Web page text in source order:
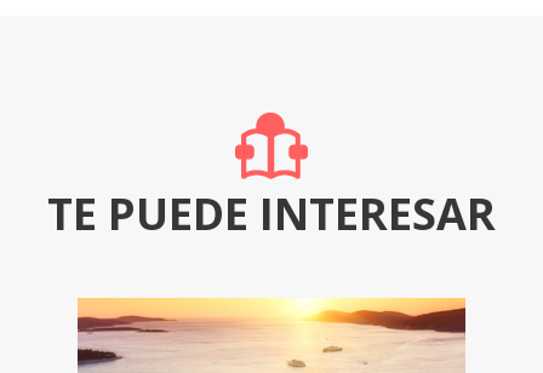
TE PUEDE INTERESAR